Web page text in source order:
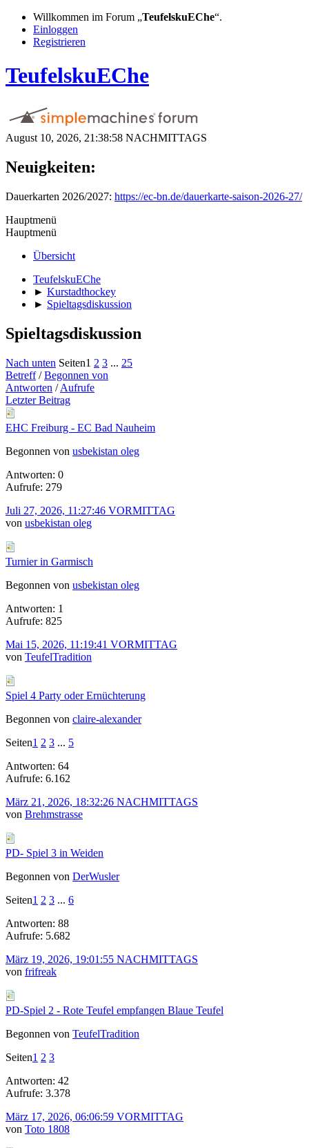
Willkommen im Forum „TeufelskuEChe“.
Einloggen
Registrieren
TeufelskuEChe
August 10, 2026, 21:38:58 NACHMITTAGS
Neuigkeiten:
Dauerkarten 2026/2027: https://ec-bn.de/dauerkarte-saison-2026-27/
Hauptmenü
Hauptmenü
Übersicht
TeufelskuEChe
► Kurstadthockey
► Spieltagsdiskussion
Spieltagsdiskussion
Nach unten Seiten1 2 3 ... 25
Betreff/Begonnen von
Antworten /Aufrufe
Letzter Beitrag
EHC Freiburg - EC Bad Nauheim
Begonnen von usbekistan oleg
Antworten: 0
Aufrufe: 279
Juli 27, 2026, 11:27:46 VORMITTAG
von usbekistan oleg
Turnier in Garmisch
Begonnen von usbekistan oleg
Antworten: 1
Aufrufe: 825
Mai 15, 2026, 11:19:41 VORMITTAG
von TeufelTradition
Spiel 4 Party oder Ernüchterung
Begonnen von claire-alexander
Seiten1 2 3 ... 5
Antworten: 64
Aufrufe: 6.162
März 21, 2026, 18:32:26 NACHMITTAGS
von Brehmstrasse
PD- Spiel 3 in Weiden
Begonnen von DerWusler
Seiten1 2 3 ... 6
Antworten: 88
Aufrufe: 5.682
März 19, 2026, 19:01:55 NACHMITTAGS
von frifreak
PD-Spiel 2 - Rote Teufel empfangen Blaue Teufel
Begonnen von TeufelTradition
Seiten1 2 3
Antworten: 42
Aufrufe: 3.378
März 17, 2026, 06:06:59 VORMITTAG
von Toto 1808